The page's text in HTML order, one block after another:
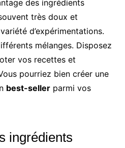
des ingrédients
très doux et
d’expérimentations.
mélanges. Disposez
vos recettes et
pourriez bien créer une
best-sellerparmi vos
ingrédients